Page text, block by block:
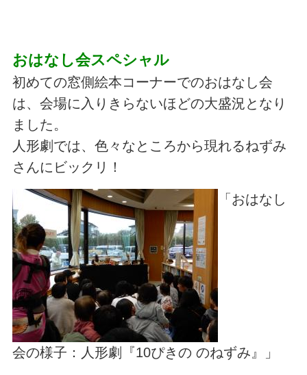
おはなし会スペシャル
初めての窓側絵本コーナーでのおはなし会
は、会場に入りきらないほどの大盛況となり
ました。
人形劇では、色々なところから現れるねずみ
さんにビックリ！
「おはなし
会の様子：人形劇『10ぴきの のねずみ』」